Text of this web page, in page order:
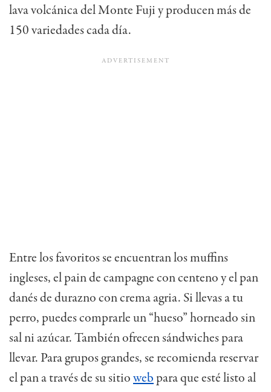
lava volcánica del Monte Fuji y producen más de
150 variedades cada día.
Entre los favoritos se encuentran los muffins
ingleses, el pain de campagne con centeno y el pan
danés de durazno con crema agria. Si llevas a tu
perro, puedes comprarle un “hueso” horneado sin
sal ni azúcar. También ofrecen sándwiches para
llevar. Para grupos grandes, se recomienda reservar
el pan a través de su sitioweb para que esté listo al